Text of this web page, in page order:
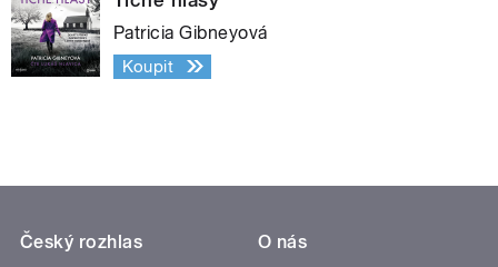
Patricia Gibneyová
Koupit
Český rozhlas
O nás